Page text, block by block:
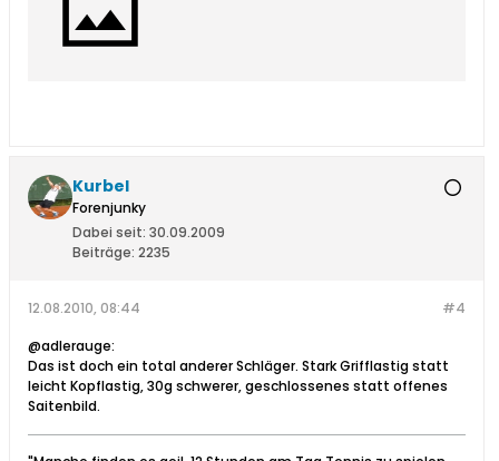
Kurbel
Forenjunky
Dabei seit: 30.09.2009
Beiträge: 2235
#4
12.08.2010, 08:44
@adlerauge:
Das ist doch ein total anderer Schläger. Stark Grifflastig statt
leicht Kopflastig, 30g schwerer, geschlossenes statt offenes
Saitenbild.